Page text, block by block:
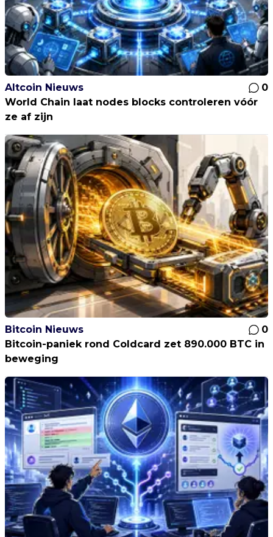
Altcoin Nieuws
0
World Chain laat nodes blocks controleren vóór
ze af zijn
Bitcoin Nieuws
0
Bitcoin-paniek rond Coldcard zet 890.000 BTC in
beweging